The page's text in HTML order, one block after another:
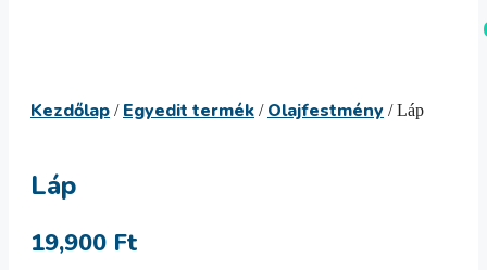
Kezdőlap / Egyedit termék / Olajfestmény / Láp
Láp
19,900 Ft